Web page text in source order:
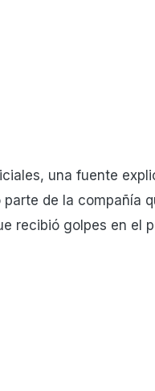
una fuente
de la compañía
recibió golpes en el